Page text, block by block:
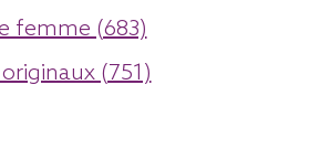
femme (683)
(751)